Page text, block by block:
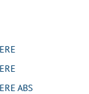
ABS